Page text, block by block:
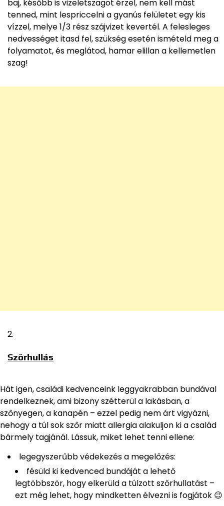
baj, később is vizeletszagot érzel, nem kell mást
tenned, mint lespriccelni a gyanús felületet egy kis
vízzel, melye 1/3 rész szájvizet kevertél. A felesleges
nedvességet itasd fel, szükség esetén ismételd meg a
folyamatot, és meglátod, hamar elillan a kellemetlen
szag!
Szőrhullás
Hát igen, családi kedvenceink leggyakrabban bundával
rendelkeznek, ami bizony szétterül a lakásban, a
szőnyegen, a kanapén – ezzel pedig nem árt vigyázni,
nehogy a túl sok szőr miatt allergia alakuljon ki a család
bármely tagjánál. Lássuk, miket lehet tenni ellene:
legegyszerűbb védekezés a megelőzés:
fésüld ki kedvenced bundáját a lehető
legtöbbször, hogy elkerüld a túlzott szőrhullatást –
ezt még lehet, hogy mindketten élvezni is fogjátok 😉